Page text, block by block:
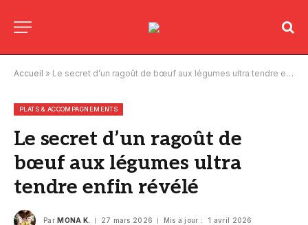
Accueil » Le secret d’un ragoût de bœuf aux légumes ultra tendre enfin révélé
PLATS & ACCOMPAGNEMENTS
Le secret d’un ragoût de
bœuf aux légumes ultra
tendre enfin révélé
Par MONA K. 27 mars 2026 Mis à jour : 1 avril 2026